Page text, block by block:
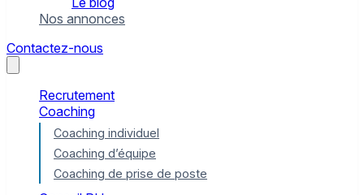
Nos annonces
Contactez-nous
Recrutement
Coaching
Coaching individuel
Coaching d’équipe
Coaching de prise de poste